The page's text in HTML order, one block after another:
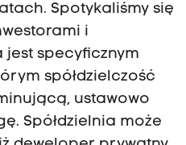
Spotykaliśmy się
i
jest specyficznym
spółdzielczość
ustawowo
Spółdzielnia może